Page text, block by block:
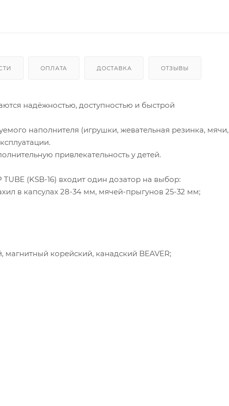
ОПЛАТА ДОСТАВКА ОТЗЫВЫ
надёжностью, доступностью и быстрой
наполнителя (игрушки, жевательная резинка, мячи,
привлекательность у детей.
(KSB-16) входит один дозатор на выбор:
в капсулах 28-34 мм, мячей-прыгунов 25-32 мм;
корейский, канадский BEAVER;